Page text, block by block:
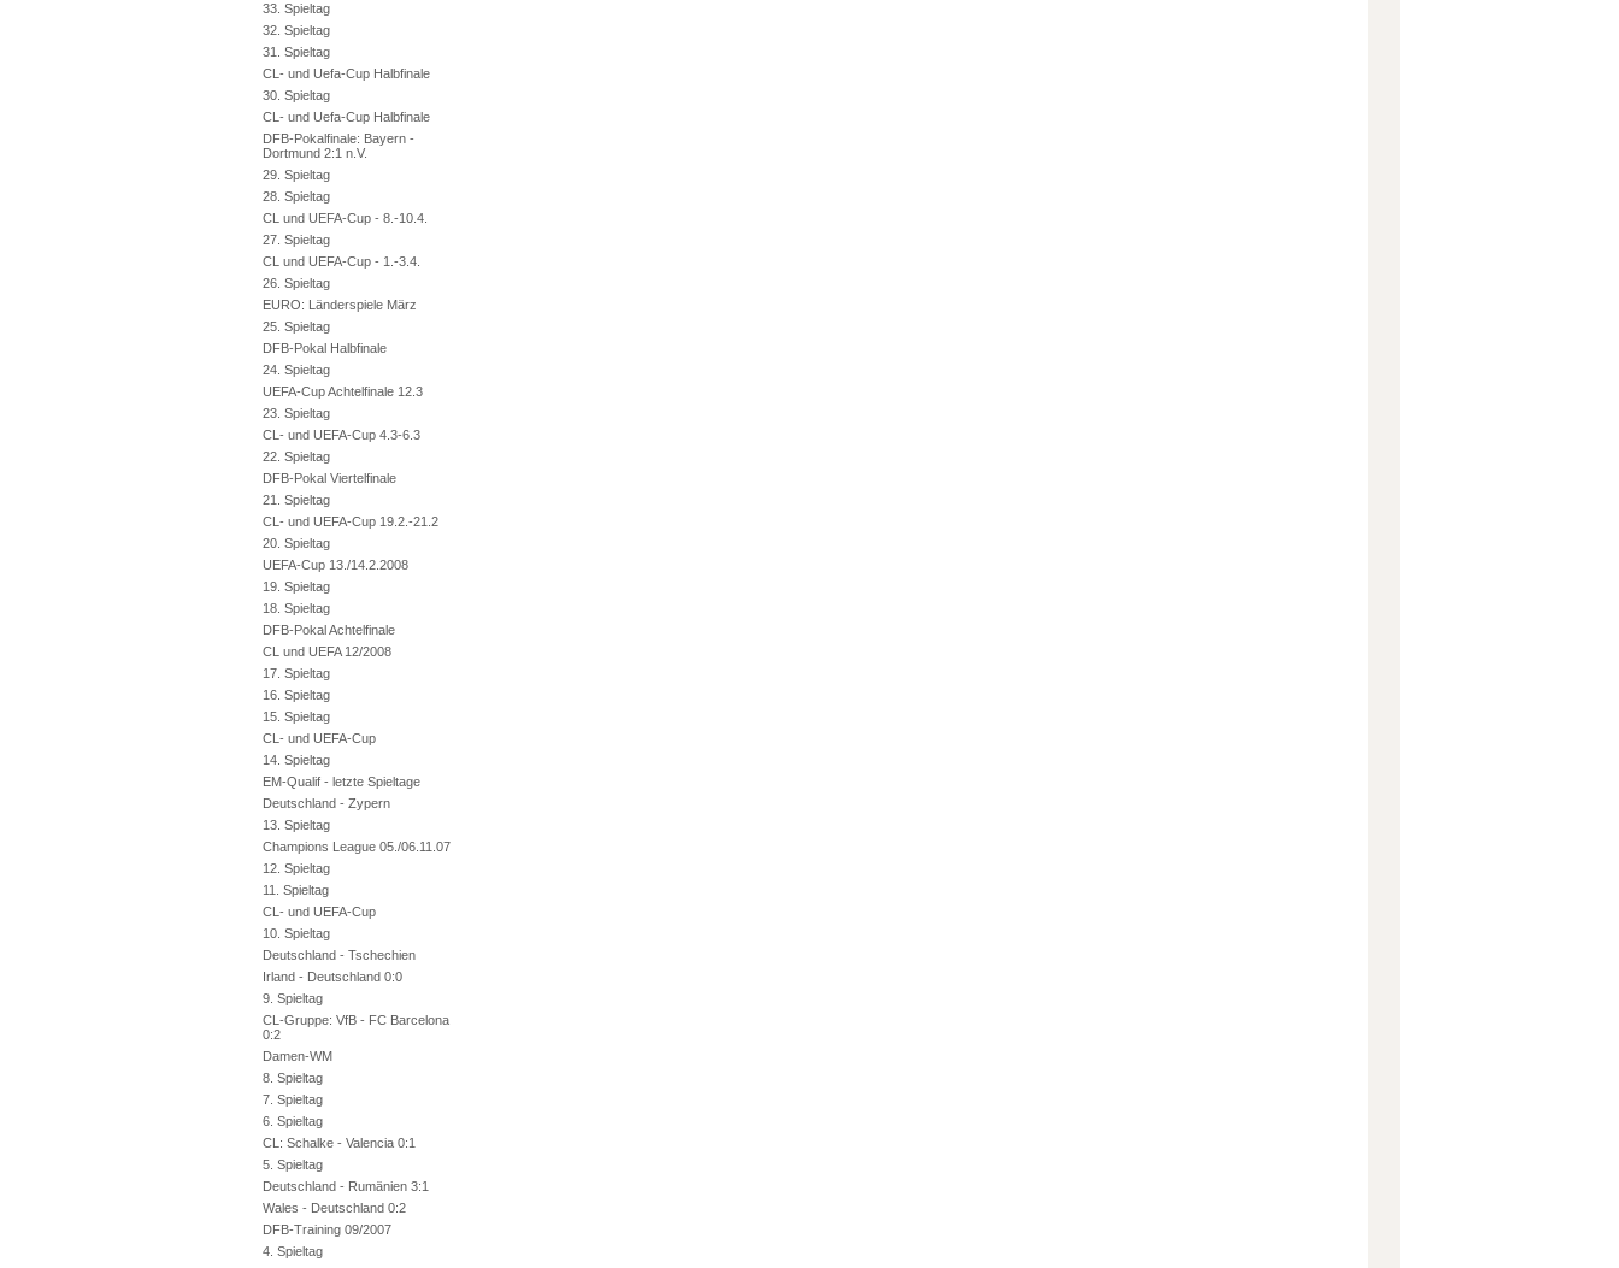
33. Spieltag
32. Spieltag
31. Spieltag
CL- und Uefa-Cup Halbfinale
30. Spieltag
CL- und Uefa-Cup Halbfinale
DFB-Pokalfinale: Bayern -
Dortmund 2:1 n.V.
29. Spieltag
28. Spieltag
CL und UEFA-Cup - 8.-10.4.
27. Spieltag
CL und UEFA-Cup - 1.-3.4.
26. Spieltag
EURO: Länderspiele März
25. Spieltag
DFB-Pokal Halbfinale
24. Spieltag
UEFA-Cup Achtelfinale 12.3
23. Spieltag
CL- und UEFA-Cup 4.3-6.3
22. Spieltag
DFB-Pokal Viertelfinale
21. Spieltag
CL- und UEFA-Cup 19.2.-21.2
20. Spieltag
UEFA-Cup 13./14.2.2008
19. Spieltag
18. Spieltag
DFB-Pokal Achtelfinale
CL und UEFA 12/2008
17. Spieltag
16. Spieltag
15. Spieltag
CL- und UEFA-Cup
14. Spieltag
EM-Qualif - letzte Spieltage
Deutschland - Zypern
13. Spieltag
Champions League 05./06.11.07
12. Spieltag
11. Spieltag
CL- und UEFA-Cup
10. Spieltag
Deutschland - Tschechien
Irland - Deutschland 0:0
9. Spieltag
CL-Gruppe: VfB - FC Barcelona
0:2
Damen-WM
8. Spieltag
7. Spieltag
6. Spieltag
CL: Schalke - Valencia 0:1
5. Spieltag
Deutschland - Rumänien 3:1
Wales - Deutschland 0:2
DFB-Training 09/2007
4. Spieltag